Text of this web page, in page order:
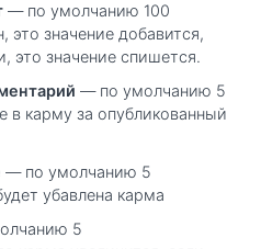
— по умолчанию 100
это значение добавится,
это значение спишется.
— по умолчанию 5
в карму за опубликованный
— по умолчанию 5
убавлена карма
5